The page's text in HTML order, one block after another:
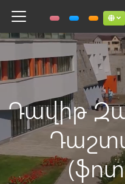
Toggle navigation
Դավիթ